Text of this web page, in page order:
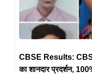
CBSE Results:
का शानदार प्रदर्शन,